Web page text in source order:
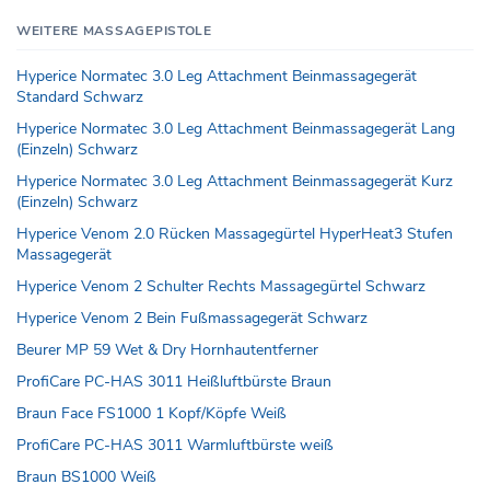
WEITERE MASSAGEPISTOLE
Hyperice Normatec 3.0 Leg Attachment Beinmassagegerät
Standard Schwarz
Hyperice Normatec 3.0 Leg Attachment Beinmassagegerät Lang
(Einzeln) Schwarz
Hyperice Normatec 3.0 Leg Attachment Beinmassagegerät Kurz
(Einzeln) Schwarz
Hyperice Venom 2.0 Rücken Massagegürtel HyperHeat3 Stufen
Massagegerät
Hyperice Venom 2 Schulter Rechts Massagegürtel Schwarz
Hyperice Venom 2 Bein Fußmassagegerät Schwarz
Beurer MP 59 Wet & Dry Hornhautentferner
ProfiCare PC-HAS 3011 Heißluftbürste Braun
Braun Face FS1000 1 Kopf/Köpfe Weiß
ProfiCare PC-HAS 3011 Warmluftbürste weiß
Braun BS1000 Weiß